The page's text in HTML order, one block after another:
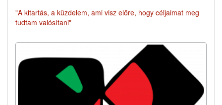
"A kitartás, a küzdelem, ami visz előre, hogy céljaimat meg
tudtam valósítani"